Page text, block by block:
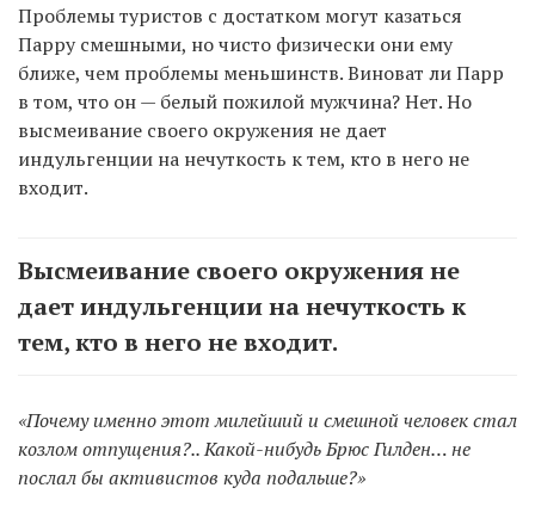
Проблемы туристов с достатком могут казаться
Парру смешными, но чисто физически они ему
ближе, чем проблемы меньшинств. Виноват ли Парр
в том, что он — белый пожилой мужчина? Нет. Но
высмеивание своего окружения не дает
индульгенции на нечуткость к тем, кто в него не
входит.
Высмеивание своего окружения не
дает индульгенции на нечуткость к
тем, кто в него не входит.
«Почему именно этот милейший и смешной человек стал
козлом отпущения?.. Какой-нибудь Брюс Гилден… не
послал бы активистов куда подальше?»